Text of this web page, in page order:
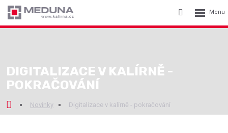
Vyhledávání
Rozbalení
DIGITALIZACE V KALÍRNĚ -
POKRAČOVÁNÍ
Novinky Digitalizace v kalírně - pokračování